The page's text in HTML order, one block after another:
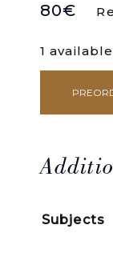
80€
1
complète
cents
résumé
Subjects